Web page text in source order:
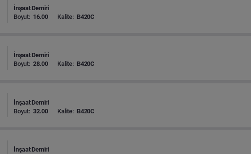
İnşaat Demiri
Boyut: 16.00 Kalite: B420C
İnşaat Demiri
Boyut: 28.00 Kalite: B420C
İnşaat Demiri
Boyut: 32.00 Kalite: B420C
İnşaat Demiri